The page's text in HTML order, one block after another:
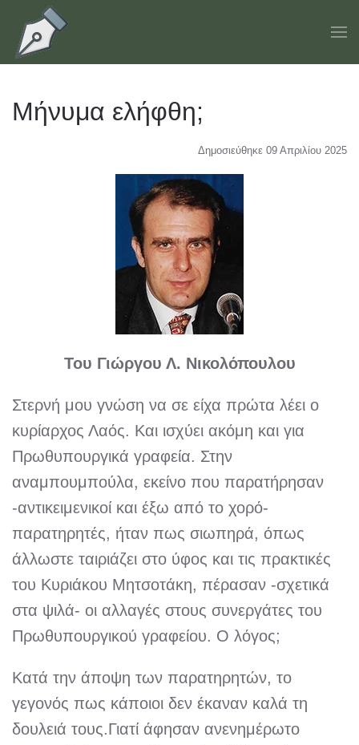
Skip to main content
Μήνυμα ελήφθη;
Δημοσιεύθηκε 09 Απριλίου 2025
Του Γιώργου Λ. Νικολόπουλου
Στερνή μου γνώση να σε είχα πρώτα λέει ο
κυρίαρχος Λαός. Και ισχύει ακόμη και για
Πρωθυπουργικά γραφεία. Στην
αναμπουμπούλα, εκείνο που παρατήρησαν
-αντικειμενικοί και έξω από το χορό-
παρατηρητές, ήταν πως σιωπηρά, όπως
άλλωστε ταιριάζει στο ύφος και τις πρακτικές
του Κυριάκου Μητσοτάκη, πέρασαν -σχετικά
στα ψιλά- οι αλλαγές στους συνεργάτες του
Πρωθυπουργικού γραφείου. Ο λόγος;
Κατά την άποψη των παρατηρητών, το
γεγονός πως κάποιοι δεν έκαναν καλά τη
δουλειά τους.Γιατί άφησαν ανενημέρωτο